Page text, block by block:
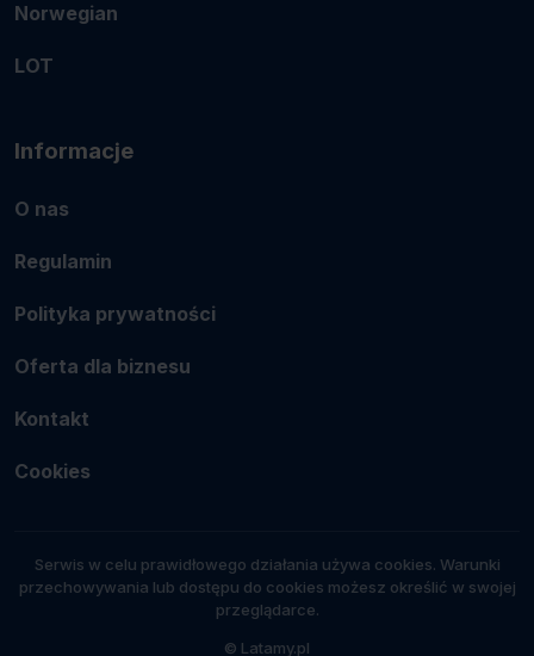
Norwegian
LOT
Informacje
O nas
Regulamin
Polityka prywatności
Oferta dla biznesu
Kontakt
Cookies
Serwis w celu prawidłowego działania używa cookies. Warunki
przechowywania lub dostępu do cookies możesz określić w swojej
przeglądarce.
© Latamy.pl